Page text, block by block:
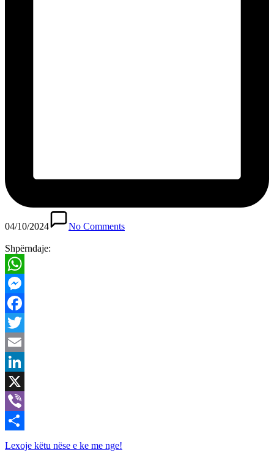
04/10/2024 No Comments
Shpërndaje:
WhatsApp
Messenger
Facebook
Twitter
Email
LinkedIn
X
Viber
Share
Lexoje këtu nëse e ke me nge!